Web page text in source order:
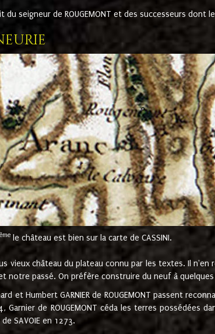
du seigneur de ROUGEMONT et des successeurs
ème le château est bien sur la carte de CASSINI.
vieux château du plateau connu par les textes. Il
notre passé. On préfère construire du neuf à quelques
et Humbert GARNIER de ROUGEMONT passent
Garnier de ROUGEMONT céda les terres possédées
SAVOIE en 1273.